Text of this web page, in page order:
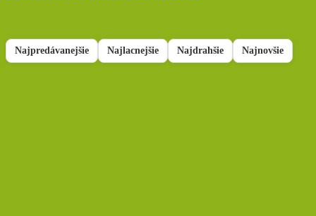
Najpredávanejšie Najlacnejšie Najdrahšie Najnovšie